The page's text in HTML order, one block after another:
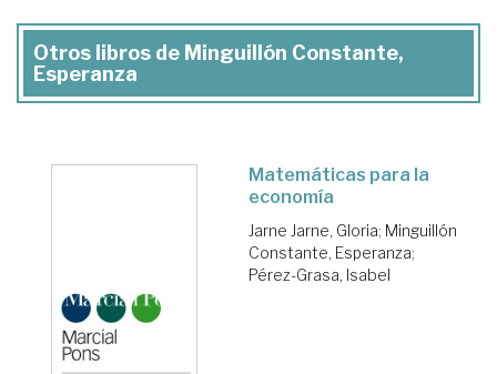
Otros libros de Minguillón Constante,
Esperanza
Matemáticas para la
economía
Jarne Jarne, Gloria; Minguillón
Constante, Esperanza;
Pérez-Grasa, Isabel